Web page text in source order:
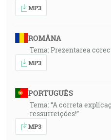
MP3
ROMÂNA
Tema: Prezentarea
MP3
PORTUGUÊS
Tema: “A correta
ressurreições!”
MP3